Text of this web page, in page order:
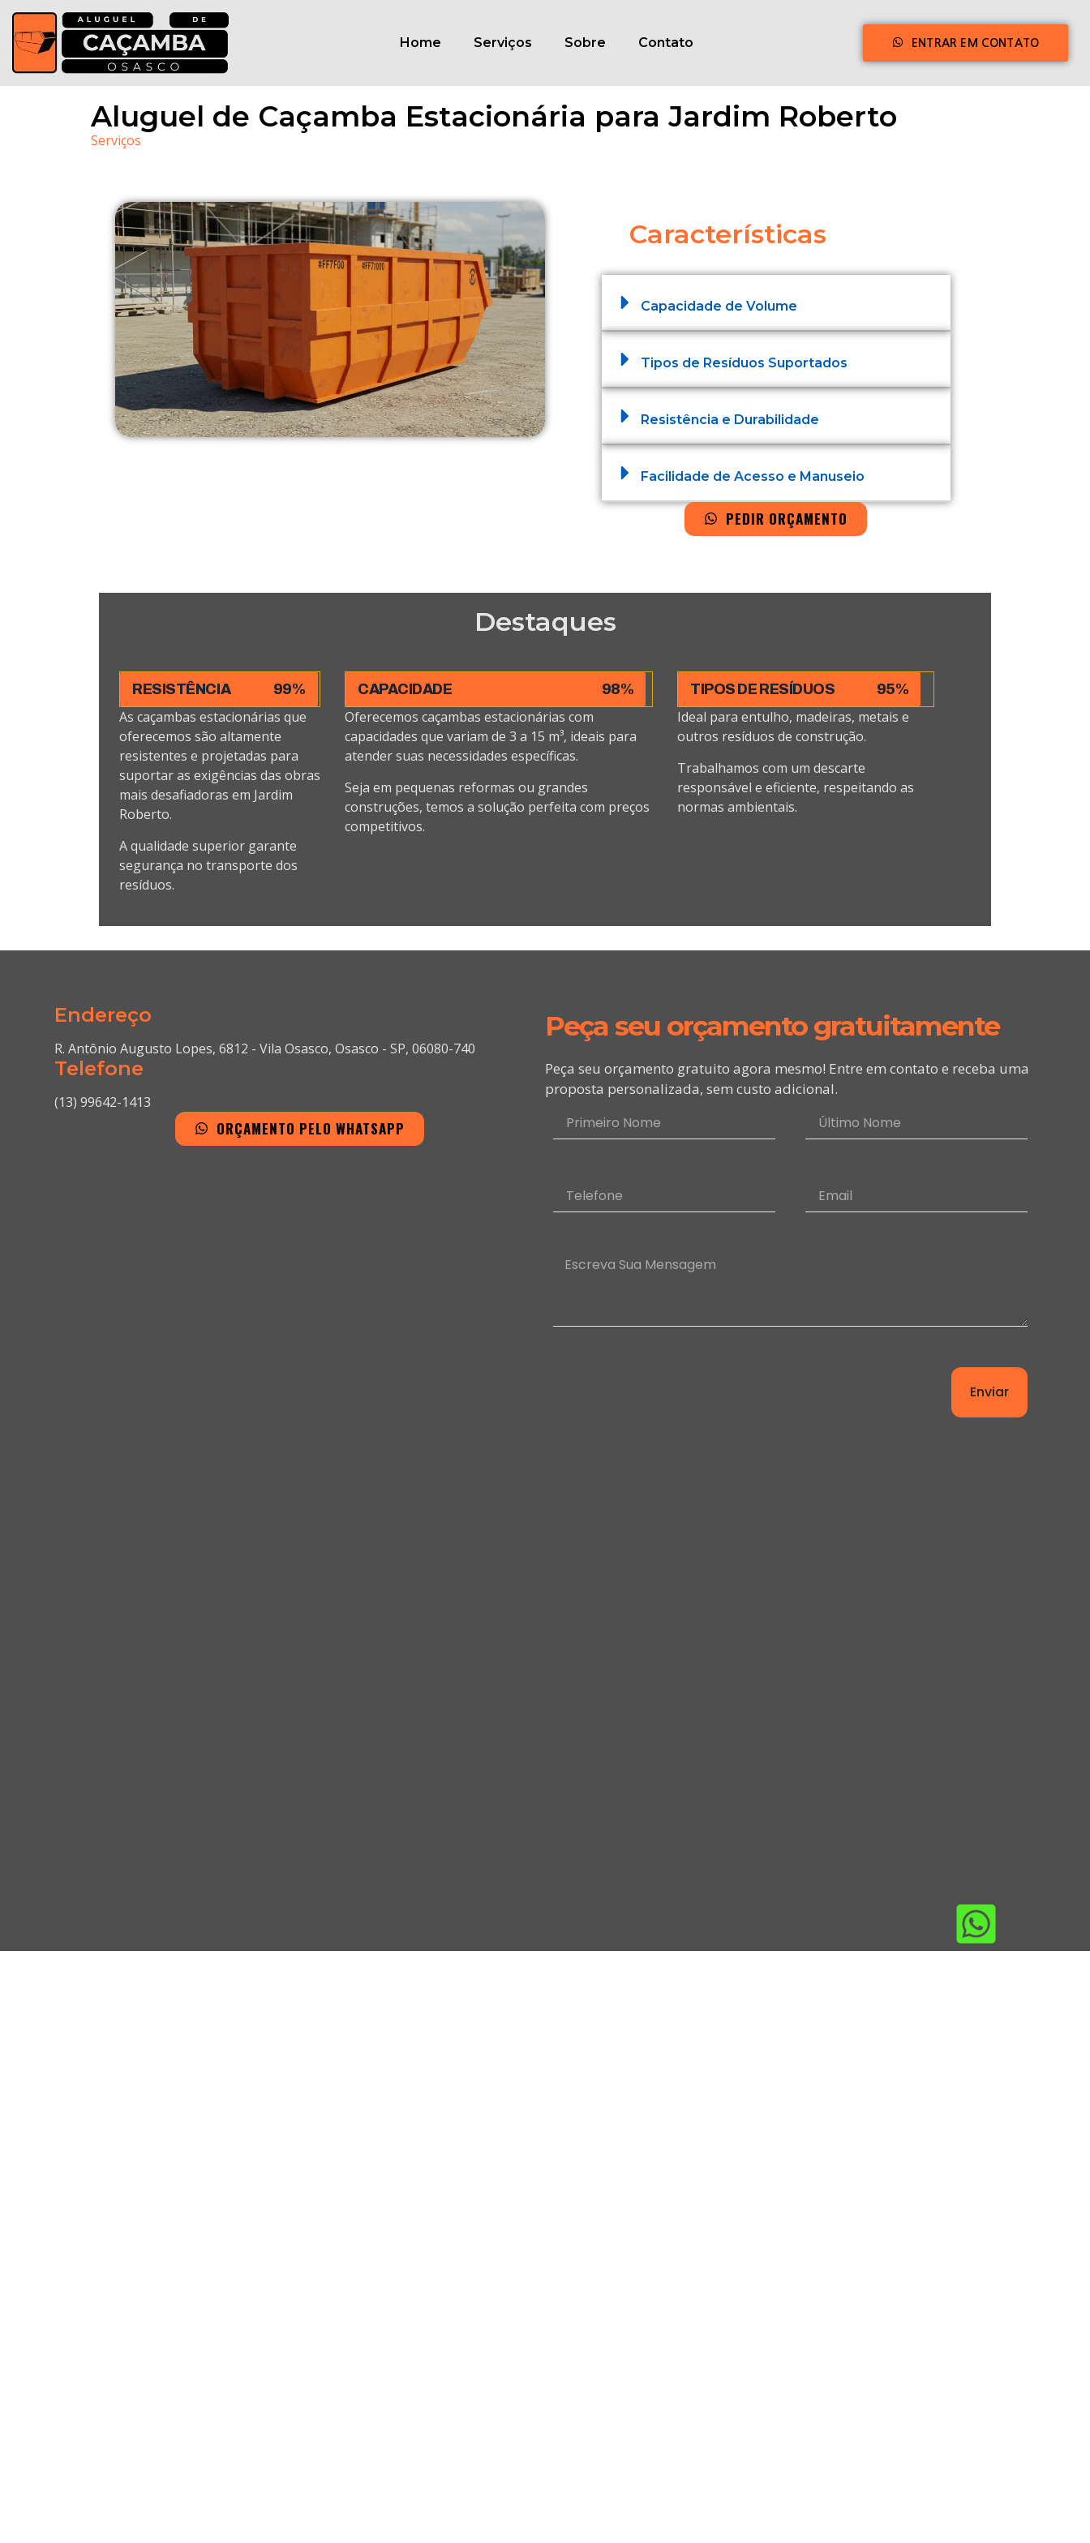
Home Serviços Sobre Contato ENTRAR EM CONTATO
Aluguel de Caçamba Estacionária para Jardim Roberto
Serviços
Características
Capacidade de Volume
Tipos de Resíduos Suportados
Resistência e Durabilidade
Facilidade de Acesso e Manuseio
PEDIR ORÇAMENTO
Destaques
RESISTÊNCIA 99%
As caçambas estacionárias que
oferecemos são altamente
resistentes e projetadas para
suportar as exigências das obras
mais desafiadoras em Jardim
Roberto.
A qualidade superior garante
segurança no transporte dos
resíduos.
CAPACIDADE 98%
Oferecemos caçambas estacionárias com
capacidades que variam de 3 a 15 m³, ideais para
atender suas necessidades específicas.
Seja em pequenas reformas ou grandes
construções, temos a solução perfeita com preços
competitivos.
TIPOS DE RESÍDUOS 95%
Ideal para entulho, madeiras, metais e
outros resíduos de construção.
Trabalhamos com um descarte
responsável e eficiente, respeitando as
normas ambientais.
Endereço
R. Antônio Augusto Lopes, 6812 - Vila Osasco, Osasco - SP, 06080-740
Telefone
(13) 99642-1413
ORÇAMENTO PELO WHATSAPP
Peça seu orçamento gratuitamente
Peça seu orçamento gratuito agora mesmo! Entre em contato e receba uma
proposta personalizada, sem custo adicional.
Enviar